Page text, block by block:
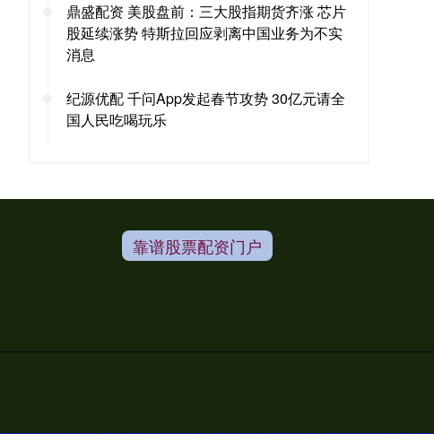
鼎盛配资 美股盘前：三大股指期货齐涨 芯片
股延续涨势 特斯拉回应剥离中国业务为不实
消息
纪源优配 千问App发起春节攻势 30亿元请全
国人民吃喝玩乐
靠谱股票配资门户